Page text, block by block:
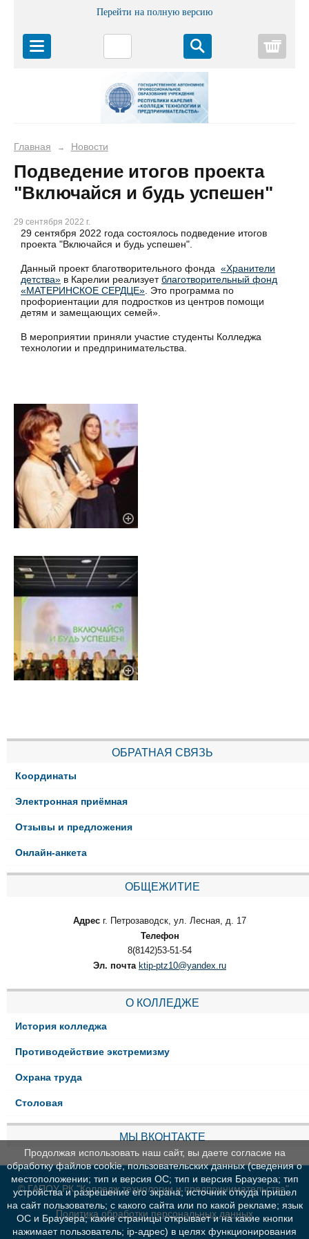
Перейти на полную версию
Главная → Новости
Подведение итогов проекта
"Включайся и будь успешен"
29 сентября 2022 г.
29 сентября 2022 года состоялось подведение итогов
проекта "Включайся и будь успешен".
Данный проект благотворительного фонда «Хранители
детства» в Карелии реализуетблаготворительный фонд
«МАТЕРИНСКОЕ СЕРДЦЕ» . Это программа по
профориентации для подростков из центров помощи
детям и замещающих семей».
В мероприятии приняли участие студенты Колледжа
технологии и предпринимательства.
ОБРАТНАЯ СВЯЗЬ
Координаты
Электронная приёмная
Отзывы и предложения
Онлайн-анкета
ОБЩЕЖИТИЕ
Адрес г. Петрозаводск, ул. Лесная, д. 17
Телефон
8(8142)53-51-54
Эл. почта ktip-ptz10@yandex.ru
О КОЛЛЕДЖЕ
История колледжа
Противодействие экстремизму
Охрана труда
Столовая
МЫ ВКОНТАКТЕ
© ГАПОУ РК "Колледж технологии и предпринимательства"
Политика обработки персональных данных
Продолжая использовать наш сайт, вы даете согласие на
обработку файлов cookie, пользовательских данных (сведения о
местоположении; тип и версия ОС; тип и версия Браузера; тип
устройства и разрешение его экрана; источник откуда пришел
на сайт пользователь; с какого сайта или по какой рекламе; язык
ОС и Браузера; какие страницы открывает и на какие кнопки
нажимает пользователь; ip-адрес) в целях функционирования